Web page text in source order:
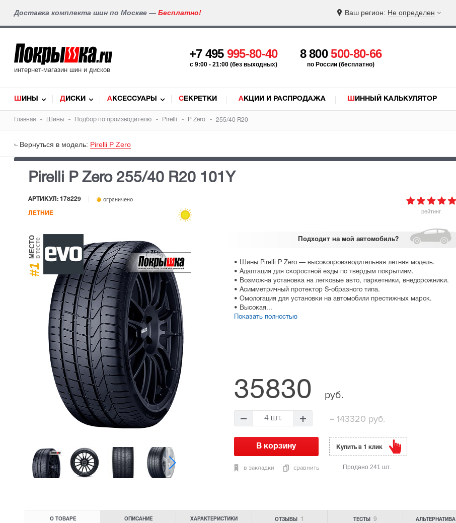
Доставка комплекта шин по Москве — Бесплатно! Ваш регион: Не определен
интернет-магазин шин и дисков
+7 495 995-80-40
c 9:00 - 21:00 (без выходных)
8 800500-80-66
по России (бесплатно)
ШИНЫ ДИСКИ АКСЕССУАРЫ СЕКРЕТКИ АКЦИИ И РАСПРОДАЖА ШИННЫЙ КАЛЬКУЛЯТОР
Главная Шины Подбор по производителю Pirelli P Zero 255/40 R20
Вернуться в модель: Pirelli P Zero
Pirelli P Zero 255/40 R20 101Y
рейтинг
АРТИКУЛ: 178229 ограничено
ЛЕТНИЕ
#1
МЕСТОв тесте Подходит на мой автомобиль?
• Шины Pirelli P Zero — высокопроизводительная летняя модель.
• Адаптация для скоростной езды по твердым покрытиям.
• Возможна установка на легковые авто, паркетники, внедорожники.
• Асимметричный протектор S-образного типа.
• Омологация для установки на автомобили престижных марок.
• Высокая...
Показать полностью
35830 руб.
4 шт. =143320 руб.
в закладки сравнить
Купить в 1 клик
Продано 241 шт.
О ТОВАРЕ ОПИСАНИЕ ХАРАКТЕРИСТИКИ ОТЗЫВЫ 1 ТЕСТЫ 9 АЛЬТЕРНАТИВА